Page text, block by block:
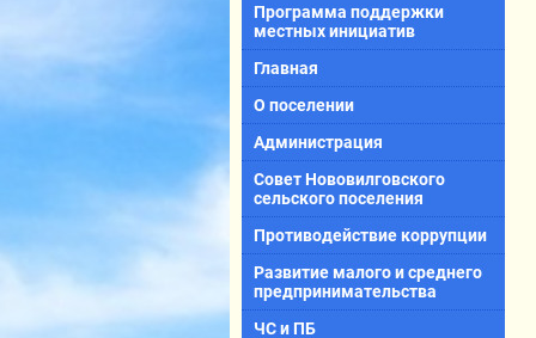
Программа поддержки
местных инициатив
Главная
О поселении
Администрация
Совет Нововилговского
сельского поселения
Противодействие коррупции
Развитие малого и среднего
предпринимательства
ЧС и ПБ